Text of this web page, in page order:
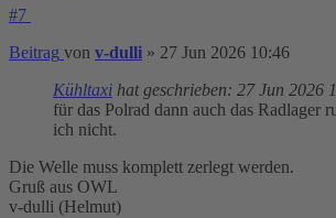
#7
Beitrag von v-dulli » 27 Jun 2026 10:46
Kühltaxi hat geschrieben: 27 Jun 2026
für das Polrad dann auch das Radlager
ich nicht.
Die Welle muss komplett zerlegt werden.
Gruß aus OWL
v-dulli (Helmut)